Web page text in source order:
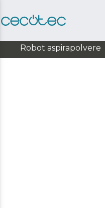
Robot aspirapolvere